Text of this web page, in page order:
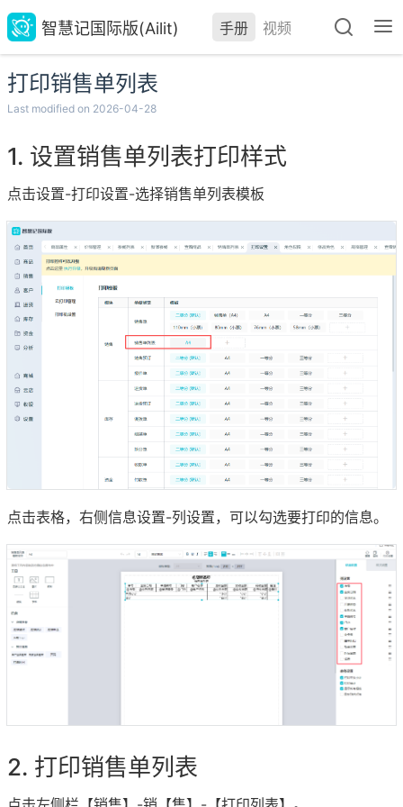
智慧记国际版(Ailit) 手册 视频
打印销售单列表
Last modified on 2026-04-28
设置销售单列表打印样式
点击设置-打印设置-选择销售单列表模板
点击表格，右侧信息设置-列设置，可以勾选要打印的信息。
打印销售单列表